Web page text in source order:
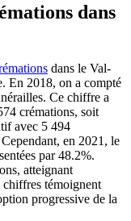
dans
dans le Val-
En 2018, on a compté
Ce chiffre a
crémations, soit
avec 5 494
en 2021, le
par 48.2%.
atteignant
chiffres témoignent
progressive de la